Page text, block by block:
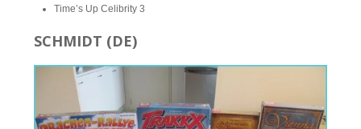
Time’s Up Celibrity 3
SCHMIDT (DE)